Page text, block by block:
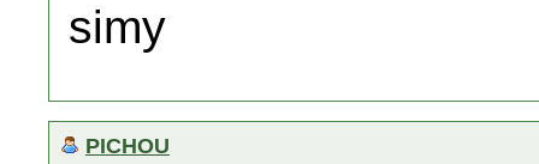
simy
PICHOU